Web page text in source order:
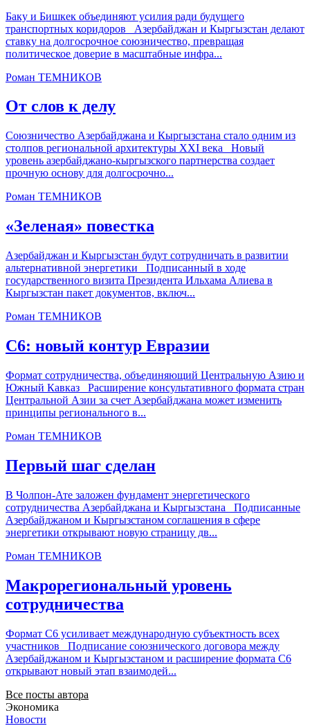
Баку и Бишкек объединяют усилия ради будущего
транспортных коридоров Азербайджан и Кыргызстан делают
ставку на долгосрочное союзничество, превращая
политическое доверие в масштабные инфра...
Роман ТЕМНИКОВ
От слов к делу
Союзничество Азербайджана и Кыргызстана стало одним из
столпов региональной архитектуры XXI века Новый
уровень азербайджано-кыргызского партнерства создает
прочную основу для долгосрочно...
Роман ТЕМНИКОВ
«Зеленая» повестка
Азербайджан и Кыргызстан будут сотрудничать в развитии
альтернативной энергетики Подписанный в ходе
государственного визита Президента Ильхама Алиева в
Кыргызстан пакет документов, включ...
Роман ТЕМНИКОВ
С6: новый контур Евразии
Формат сотрудничества, объединяющий Центральную Азию и
Южный Кавказ Расширение консультативного формата стран
Центральной Азии за счет Азербайджана может изменить
принципы регионального в...
Роман ТЕМНИКОВ
Первый шаг сделан
В Чолпон-Ате заложен фундамент энергетического
сотрудничества Азербайджана и Кыргызстана Подписанные
Азербайджаном и Кыргызстаном соглашения в сфере
энергетики открывают новую страницу дв...
Роман ТЕМНИКОВ
Макрорегиональный уровень
сотрудничества
Формат С6 усиливает международную субъектность всех
участников Подписание союзнического договора между
Азербайджаном и Кыргызстаном и расширение формата С6
открывают новый этап взаимодей...
Все посты автора
Экономика
Новости